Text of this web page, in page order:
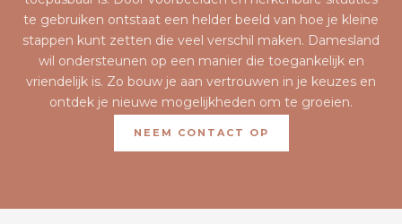
te gebruiken ontstaat een helder beeld van hoe je kleine
stappen kunt zetten die veel verschil maken. Damesland
wil ondersteunen op een manier die toegankelijk en
vriendelijk is. Zo bouw je aan vertrouwen in je keuzes en
ontdek je nieuwe mogelijkheden om te groeien.
NEEM CONTACT OP